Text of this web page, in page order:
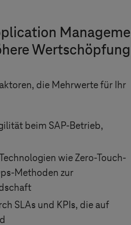
Wertschöpfung
die Mehrwerte für Ihr
beim SAP-Betrieb,
wie Zero-Touch-
Methoden zur
SLAs und KPIs, die auf